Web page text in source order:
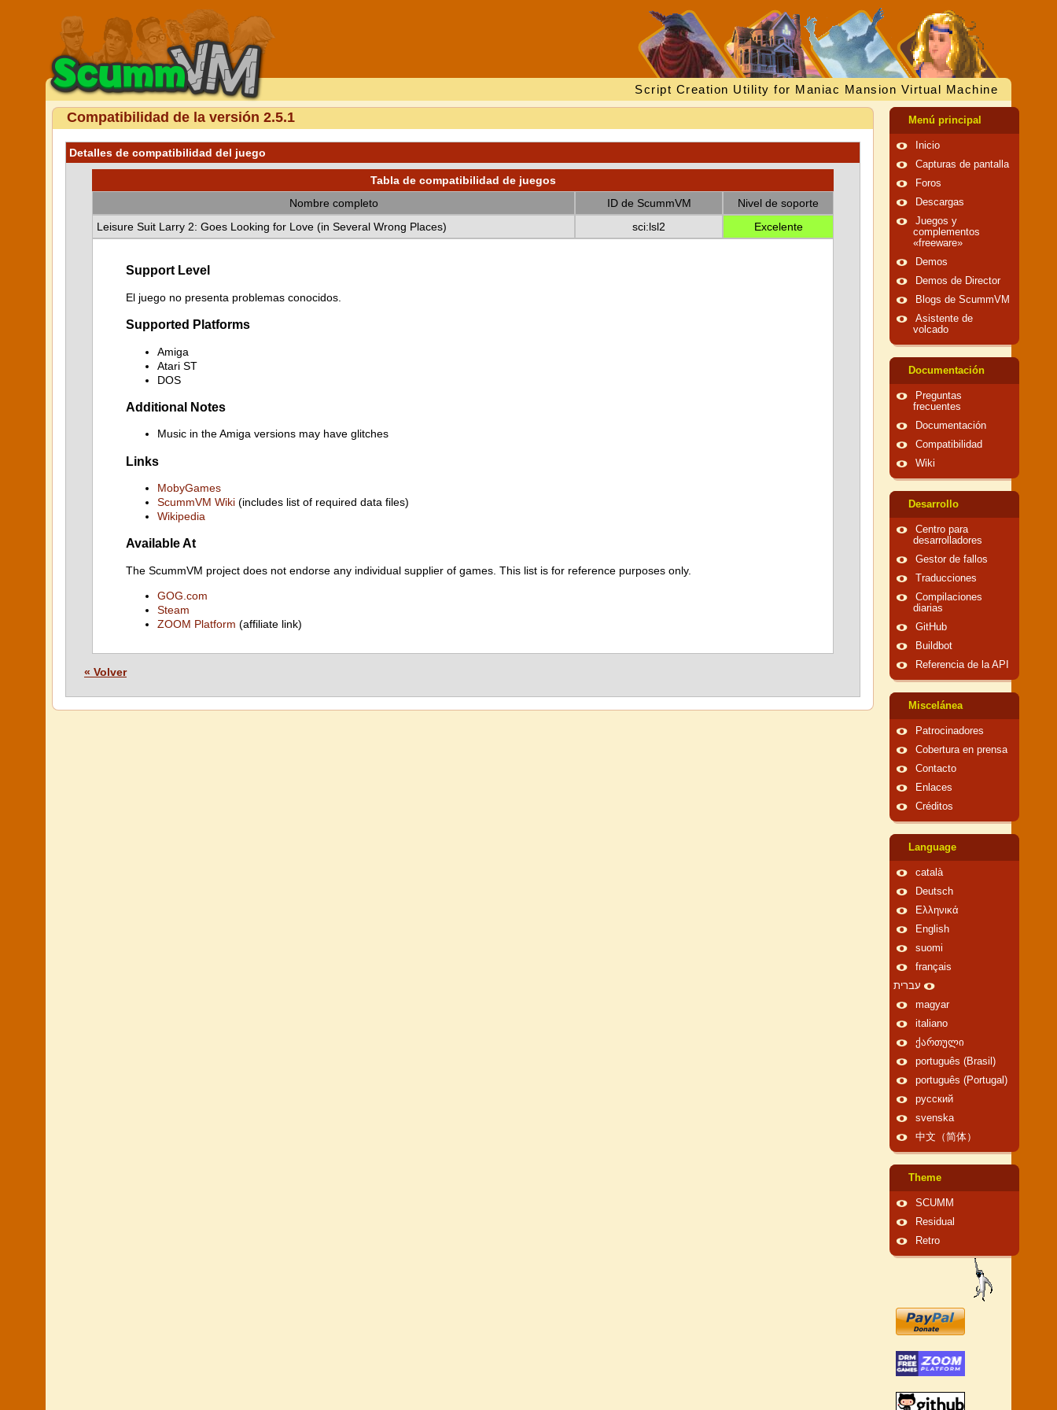
Script Creation Utility for Maniac Mansion Virtual Machine
Compatibilidad de la versión 2.5.1
Detalles de compatibilidad del juego
Tabla de compatibilidad de juegos
Nombre completo
ID de ScummVM
Nivel de soporte
Leisure Suit Larry 2: Goes Looking for Love (in Several Wrong Places)
sci:lsl2 Excelente
Support Level
El juego no presenta problemas conocidos.
Supported Platforms
Amiga
Atari ST
DOS
Additional Notes
Music in the Amiga versions may have glitches
Links
MobyGames
ScummVM Wiki (includes list of required data files)
Wikipedia
Available At
The ScummVM project does not endorse any individual supplier of games. This list is for reference purposes only.
GOG.com
Steam
ZOOM Platform (affiliate link)
« Volver
Menú principal
Inicio
Capturas de pantalla
Foros
Descargas
Juegos y
complementos
«freeware»
Demos
Demos de Director
Blogs de ScummVM
Asistente de
volcado
Documentación
Preguntas
frecuentes
Documentación
Compatibilidad
Wiki
Desarrollo
Centro para
desarrolladores
Gestor de fallos
Traducciones
Compilaciones
diarias
GitHub
Buildbot
Referencia de la API
Miscelánea
Patrocinadores
Cobertura en prensa
Contacto
Enlaces
Créditos
Language
català
Deutsch
Ελληνικά
English
suomi
français
עברית
magyar
italiano
ქართული
português (Brasil)
português (Portugal)
русский
svenska
中文（简体）
Theme
SCUMM
Residual
Retro